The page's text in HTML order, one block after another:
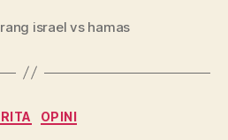
Israel-
israel vs hamas
Kategori
OPINI